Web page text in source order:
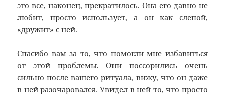
это все, наконец, прекратилось. Она его давно не
любит, просто использует, а он как слепой,
«дружит» с ней.
Спасибо вам за то, что помогли мне избавиться
от этой проблемы. Они поссорились очень
сильно после вашего ритуала, вижу, что он даже
в ней разочаровался. Увидел в ней то, что просто